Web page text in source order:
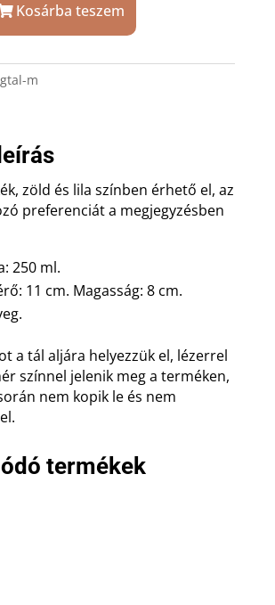
Kosárba teszem
m
zöld és lila színben érhető el, az
preferenciát a megjegyzésben
250 ml.
11 cm. Magasság: 8 cm.
a tál aljára helyezzük el, lézerrel
színnel jelenik meg a terméken,
nem kopik le és nem
termékek